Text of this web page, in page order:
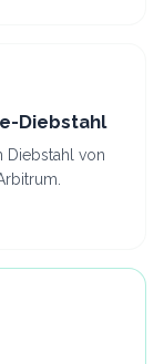
Diebstahl
Diebstahl von